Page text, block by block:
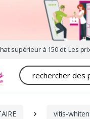
supérieur à 150 dt. Les
Recherche
vitis-